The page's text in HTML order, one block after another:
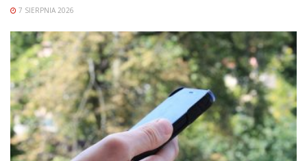
7 SIERPNIA 2026